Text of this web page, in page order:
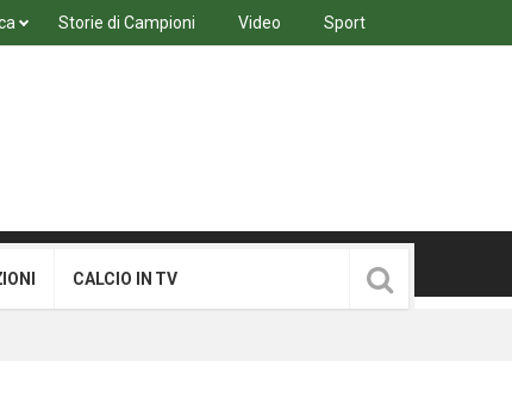
Storie di Campioni Video Sport
CALCIO IN TV